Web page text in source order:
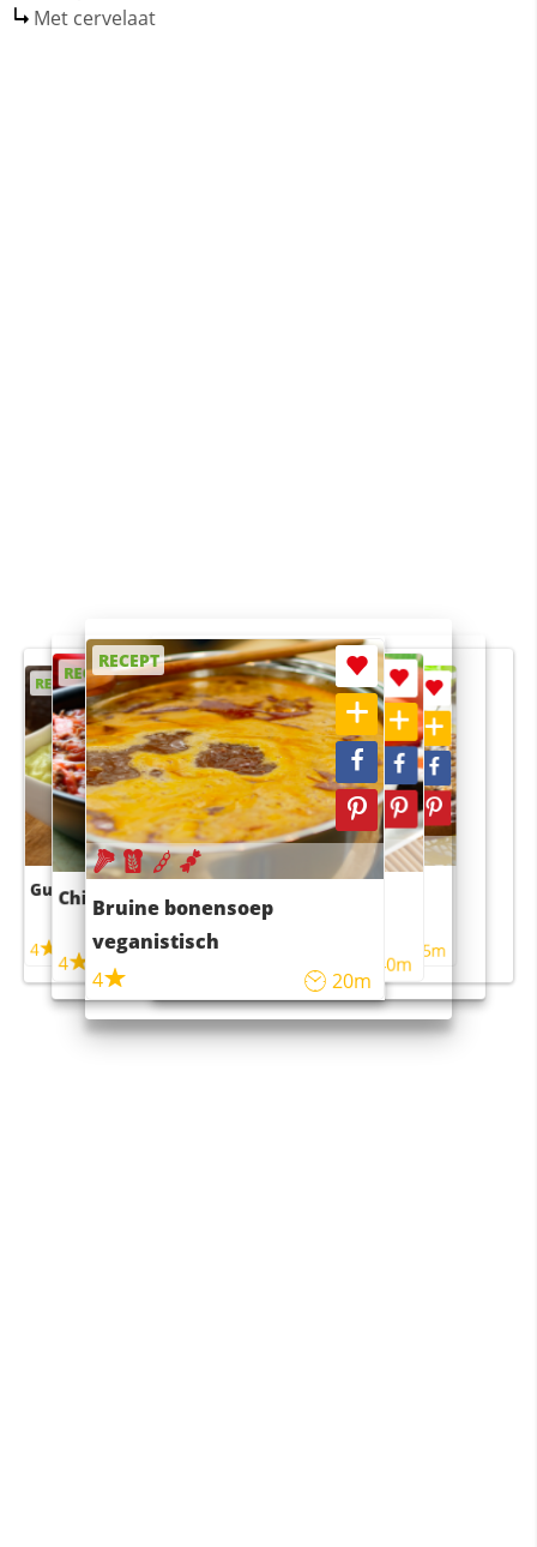
Met cervelaat
RECEPT
Guacamole
4
RECEPT
Chili con carne
4 45m
RECEPT
Bruine bonensoep
veganistisch
4
20m
RECEPT
Sushi rijstsalade
maaltijdsalade
40m
RECEPT
4 55m